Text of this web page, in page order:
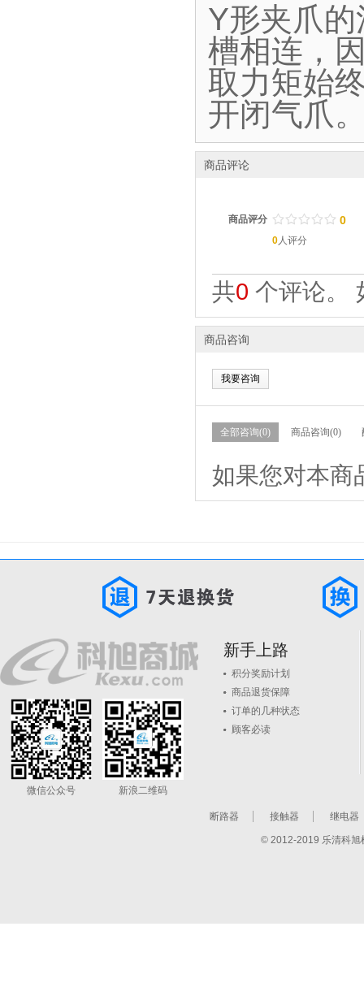
Y形夹爪
槽相连，
取力矩始
开闭气爪
商品评论
商品评分 / / / / /
. . . . . 0
0人评分
共0 个评论。
商品咨询
我要咨询
全部咨询(0) 商品咨询(0)
如果您对本商
微信公众号 新浪二维码
新手上路
积分奖励计划
商品退货保障
订单的几种状态
顾客必读
断路器 接触器 继电器
© 2012-2019 乐清科旭